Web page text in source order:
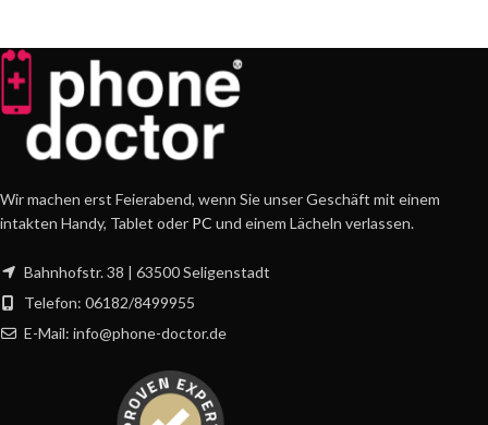
Wir machen erst Feierabend, wenn Sie unser Geschäft mit einem
intakten Handy, Tablet oder PC und einem Lächeln verlassen.
Bahnhofstr. 38 | 63500 Seligenstadt
Telefon: 06182/8499955
E-Mail: info@phone-doctor.de